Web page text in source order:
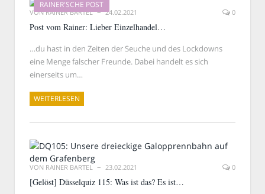
RAINER'SCHE POST
VONRAINER BARTEL 24.02.2021 0
Post vom Rainer: Lieber Einzelhandel…
…du hast in den Zeiten der Seuche und des Lockdowns
eine Menge falscher Freunde. Dabei handelt es sich
einerseits um…
WEITERLESEN
VON RAINER BARTEL 23.02.2021 0
[Gelöst] Düsselquiz 115: Was ist das? Es ist…